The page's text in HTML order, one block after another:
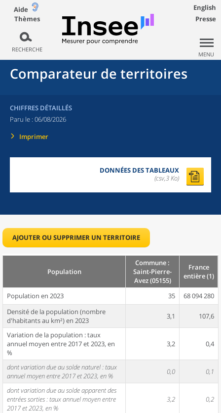
Aide
Thèmes
RECHERCHE
English
Presse
MENU
Comparateur de territoires
CHIFFRES DÉTAILLÉS
Paru le : 06/08/2026
Imprimer
DONNÉES DES TABLEAUX
(csv,3 Ko)
AJOUTER OU SUPPRIMER UN TERRITOIRE
Population
Commune :
Saint-Pierre-
Avez (05155)
France
entière (1)
Population en 2023 35
68 094 280
Densité de la population (nombre
d'habitants au km²) en 2023
3,1 107,6
Variation de la population : taux
annuel moyen entre 2017 et 2023, en
%
3,2 0,4
dont variation due au solde naturel : taux
annuel moyen entre 2017 et 2023, en %
0,0 0,1
dont variation due au solde apparent des
entrées sorties : taux annuel moyen entre
2017 et 2023, en %
3,2 0,2